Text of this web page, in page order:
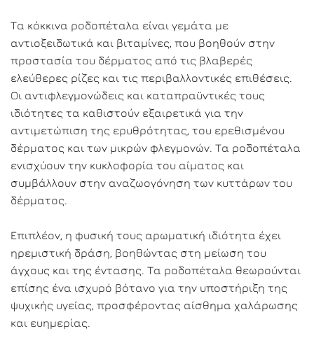
Τα κόκκινα ροδοπέταλα είναι γεμάτα με
αντιοξειδωτικά και βιταμίνες, που βοηθούν στην
προστασία του δέρματος από τις βλαβερές
ελεύθερες ρίζες και τις περιβαλλοντικές επιθέσεις.
Οι αντιφλεγμονώδεις και καταπραϋντικές τους
ιδιότητες τα καθιστούν εξαιρετικά για την
αντιμετώπιση της ερυθρότητας, του ερεθισμένου
δέρματος και των μικρών φλεγμονών. Τα ροδοπέταλα
ενισχύουν την κυκλοφορία του αίματος και
συμβάλλουν στην αναζωογόνηση των κυττάρων του
δέρματος.
Επιπλέον, η φυσική τους αρωματική ιδιότητα έχει
ηρεμιστική δράση, βοηθώντας στη μείωση του
άγχους και της έντασης. Τα ροδοπέταλα θεωρούνται
επίσης ένα ισχυρό βότανο για την υποστήριξη της
ψυχικής υγείας, προσφέροντας αίσθημα χαλάρωσης
και ευημερίας.